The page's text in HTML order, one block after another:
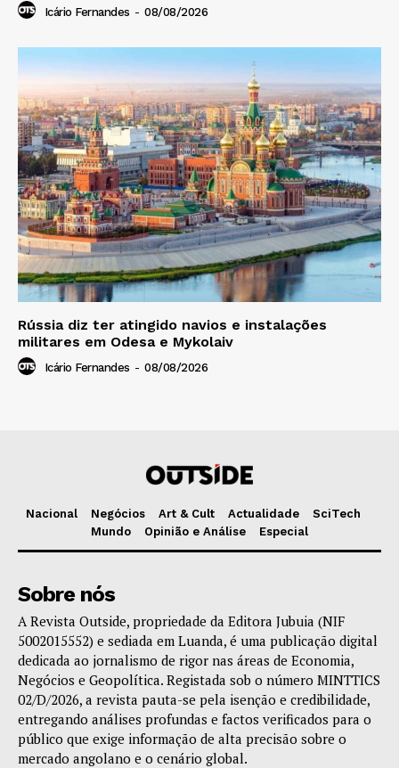
Icário Fernandes - 08/08/2026
Rússia diz ter atingido navios e instalações
militares em Odesa e Mykolaiv
Icário Fernandes - 08/08/2026
Nacional Negócios Art & Cult Actualidade
SciTech
Mundo
Opinião e Análise Especial
Sobre nós
A Revista Outside, propriedade da Editora Jubuia (NIF
5002015552) e sediada em Luanda, é uma publicação digital
dedicada ao jornalismo de rigor nas áreas de Economia,
Negócios e Geopolítica. Registada sob o número MINTTICS
02/D/2026, a revista pauta-se pela isenção e credibilidade,
entregando análises profundas e factos verificados para o
público que exige informação de alta precisão sobre o
mercado angolano e o cenário global.